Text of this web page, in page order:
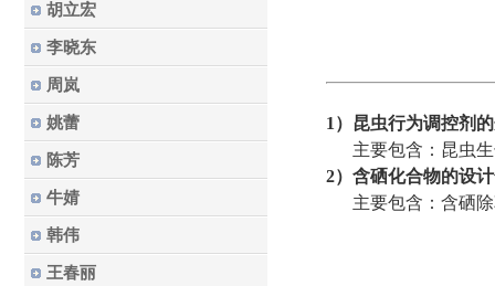
胡立宏
李晓东
周岚
姚蕾
陈芳
牛婧
韩伟
王春丽
1 ）昆虫行为调控剂
主要包含：昆虫
2）含硒化合物的设
主要包含：含硒